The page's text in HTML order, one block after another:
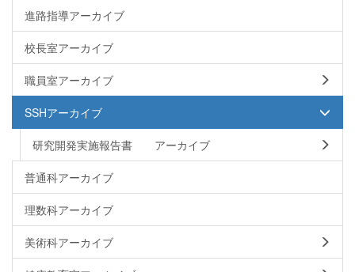
進路指導アーカイブ
校長室アーカイブ
職員室アーカイブ
SSHアーカイブ
研究開発実施報告書 アーカイブ
普通科アーカイブ
理数科アーカイブ
美術科アーカイブ